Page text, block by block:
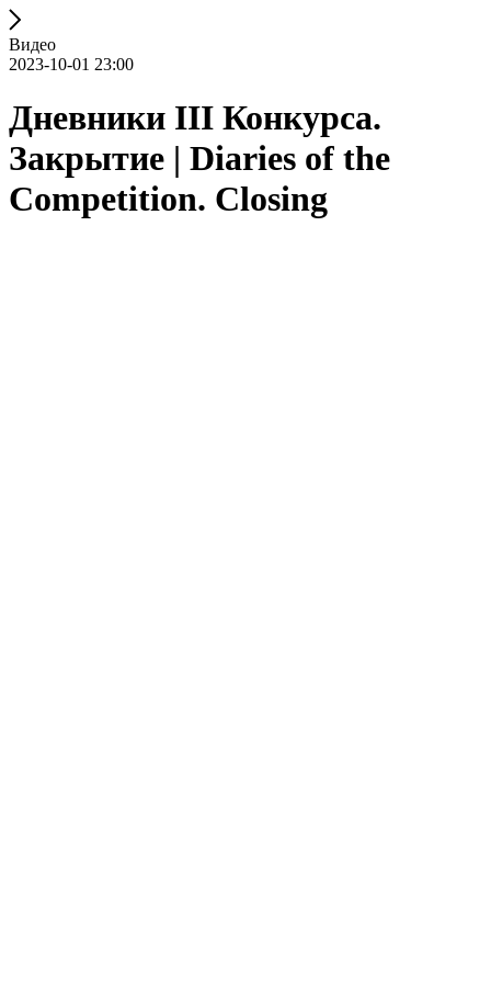
Видео
2023-10-01 23:00
Дневники III Конкурса.
Закрытие | Diaries of the
Competition. Closing